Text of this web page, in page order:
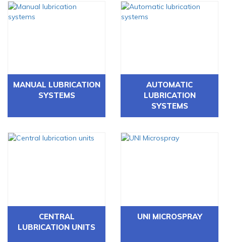
MANUAL LUBRICATION
SYSTEMS
AUTOMATIC
LUBRICATION
SYSTEMS
CENTRAL
LUBRICATION UNITS
UNI MICROSPRAY